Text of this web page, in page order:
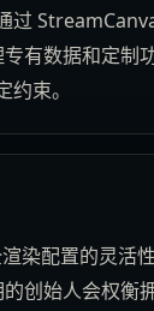
过
有数据和定制
束。
染配置的灵活
创始人会权衡